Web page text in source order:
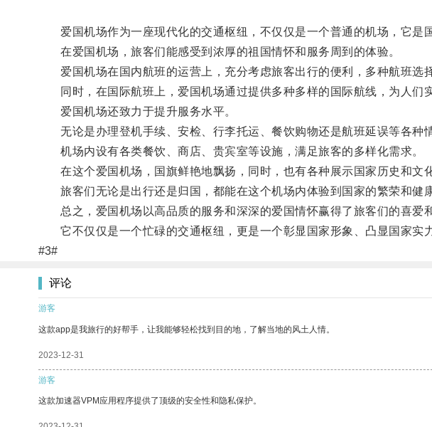
爱国机场作为一座现代化的交通枢纽，不仅仅是一个普通的机场，它是
在爱国机场，旅客们能感受到浓厚的祖国情怀和服务周到的体验。
爱国机场在国内航班的运营上，充分考虑旅客出行的便利，多种航班选
同时，在国际航班上，爱国机场通过提供多种多样的国际航线，为人们
爱国机场还致力于提升服务水平。
无论是办理登机手续、安检、行李托运、餐饮购物还是航班延误等各种
机场内设有各类餐饮、商店、贵宾室等设施，满足旅客的多样化需求。
在这个爱国机场，国旗鲜艳地飘扬，同时，也有各种展示国家历史和文
旅客们无论是出行还是归国，都能在这个机场内体验到国家的繁荣和健康
总之，爱国机场以高品质的服务和深深的爱国情怀赢得了旅客们的喜爱和
它不仅仅是一个忙碌的交通枢纽，更是一个彰显国家形象、凸显国家实力
#3#
评论
游客
这款app是我旅行的好帮手，让我能够轻松找到目的地，了解当地的风土人情。
2023-12-31
游客
这款加速器VPM应用程序提供了顶级的安全性和隐私保护。